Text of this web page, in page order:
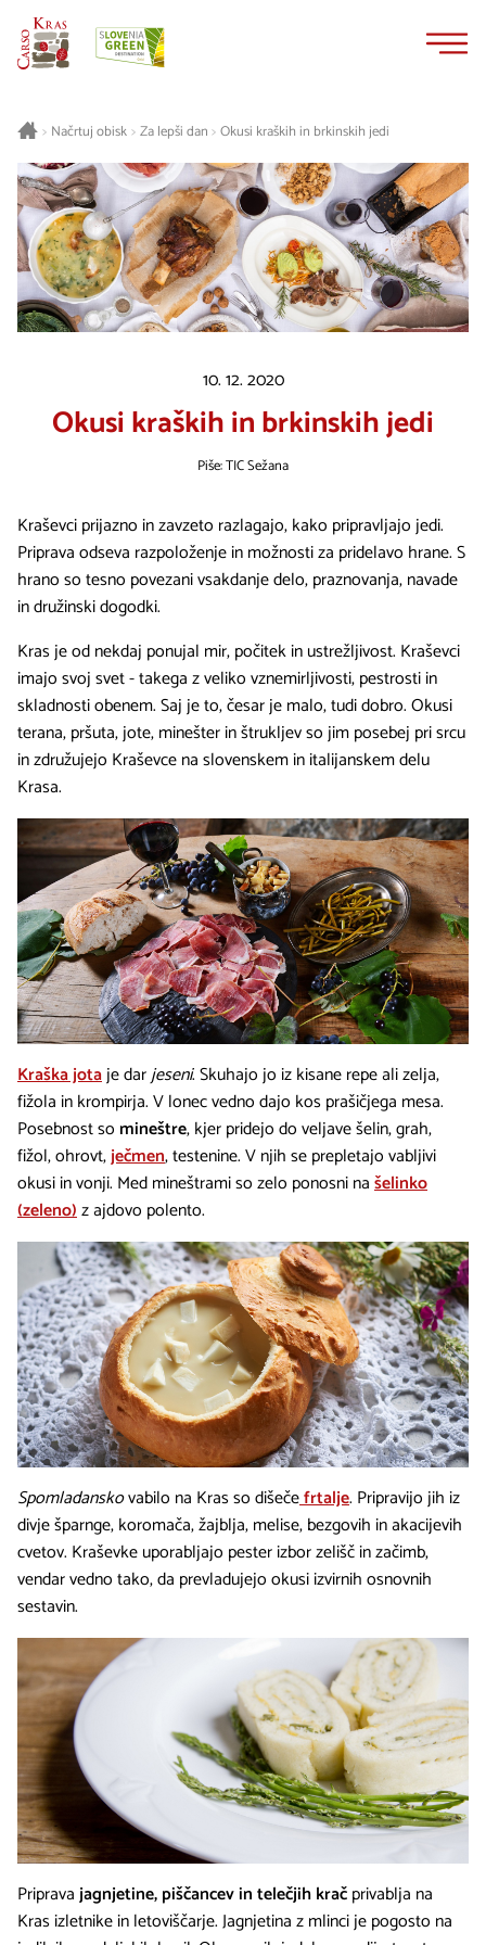
> Načrtuj obisk> Za lepši dan >Okusi kraških in brkinskih jedi
10. 12. 2020
Okusi kraških in brkinskih jedi
Piše: TIC Sežana
Kraševci prijazno in zavzeto razlagajo, kako pripravljajo jedi.
Priprava odseva razpoloženje in možnosti za pridelavo hrane. S
hrano so tesno povezani vsakdanje delo, praznovanja, navade
in družinski dogodki.
Kras je od nekdaj ponujal mir, počitek in ustrežljivost. Kraševci
imajo svoj svet - takega z veliko vznemirljivosti, pestrosti in
skladnosti obenem. Saj je to, česar je malo, tudi dobro. Okusi
terana, pršuta, jote, minešter in štrukljev so jim posebej pri srcu
in združujejo Kraševce na slovenskem in italijanskem delu
Krasa.
Kraška jotaje darjeseni. Skuhajo jo iz kisane repe ali zelja,
fižola in krompirja. V lonec vedno dajo kos prašičjega mesa.
Posebnost so mineštre, kjer pridejo do veljave šelin, grah,
fižol, ohrovt,ječmen, testenine. V njih se prepletajo vabljivi
okusi in vonji. Med mineštrami so zelo ponosni našelinko
(zeleno)z ajdovo polento.
Spomladanskovabilo na Kras so dišečefrtalje. Pripravijo jih iz
divje šparnge, koromača, žajblja, melise, bezgovih in akacijevih
cvetov. Kraševke uporabljajo pester izbor zelišč in začimb,
vendar vedno tako, da prevladujejo okusi izvirnih osnovnih
sestavin.
Pripravajagnjetine, piščancev in telečjih kračprivablja na
Kras izletnike in letoviščarje. Jagnjetina z mlinci je pogosto na